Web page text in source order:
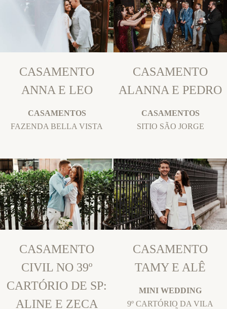
CASAMENTO
ANNA E LEO
CASAMENTOS
FAZENDA BELLA VISTA
CASAMENTO
ALANNA E PEDRO
CASAMENTOS
SITIO SÃO JORGE
CASAMENTO
CIVIL NO 39º
CARTÓRIO DE SP:
ALINE E ZECA
CASAMENTO
TAMY E ALÊ
MINI WEDDING
9º CARTÓRIO DA VILA